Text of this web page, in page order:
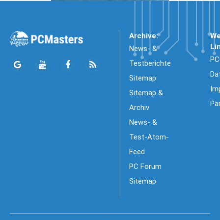
Archive:
News- &
Testberichte
Sitemap
Sitemap &
Archiv
News- &
Test-Atom-
Feed
PC Forum
Sitemap